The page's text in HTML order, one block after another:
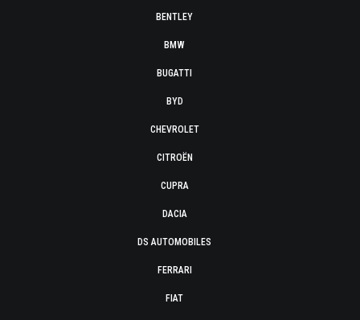
BENTLEY
BMW
BUGATTI
BYD
CHEVROLET
CITROËN
CUPRA
DACIA
DS AUTOMOBILES
FERRARI
FIAT